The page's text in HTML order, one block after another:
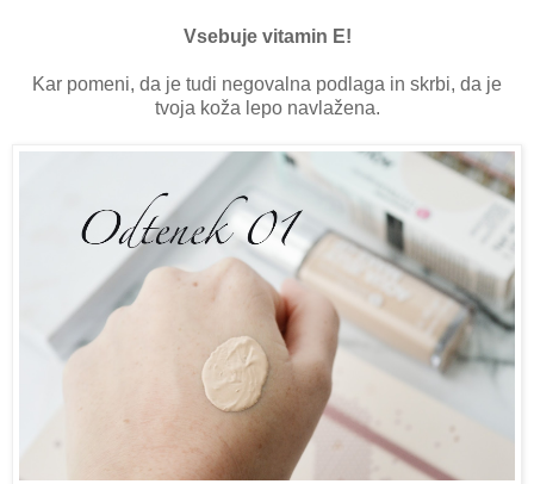
Vsebuje vitamin E!
Kar pomeni, da je tudi negovalna podlaga in skrbi, da je
tvoja koža lepo navlažena.